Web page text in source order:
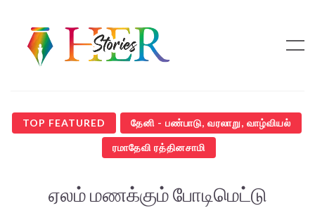
TOP FEATURED தேனி - பண்பாடு, வரலாறு, வாழ்வியல்
ரமாதேவி ரத்தினசாமி
ஏலம் மணக்கும் போடிமெட்டு